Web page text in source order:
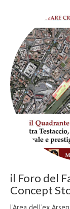
il Foro del
Concept